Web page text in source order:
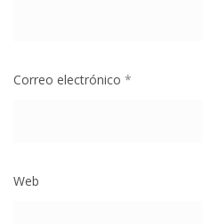
Correo electrónico *
Web